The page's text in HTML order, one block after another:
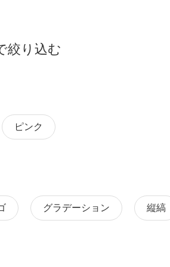
絞り込む
ピンク
グラデーション 縦縞